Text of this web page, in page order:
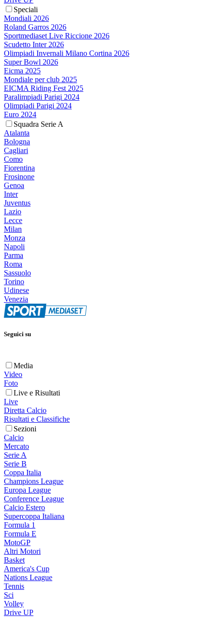
Speciali
Mondiali 2026
Roland Garros 2026
Sportmediaset Live Riccione 2026
Scudetto Inter 2026
Olimpiadi Invernali Milano Cortina 2026
Super Bowl 2026
Eicma 2025
Mondiale per club 2025
EICMA Riding Fest 2025
Paralimpiadi Parigi 2024
Olimpiadi Parigi 2024
Euro 2024
Squadra Serie A
Atalanta
Bologna
Cagliari
Como
Fiorentina
Frosinone
Genoa
Inter
Juventus
Lazio
Lecce
Milan
Monza
Napoli
Parma
Roma
Sassuolo
Torino
Udinese
Venezia
Seguici su
Media
Video
Foto
Live e Risultati
Live
Diretta Calcio
Risultati e Classifiche
Sezioni
Calcio
Mercato
Serie A
Serie B
Coppa Italia
Champions League
Europa League
Conference League
Calcio Estero
Supercoppa Italiana
Formula 1
Formula E
MotoGP
Altri Motori
Basket
America's Cup
Nations League
Tennis
Sci
Volley
Drive UP